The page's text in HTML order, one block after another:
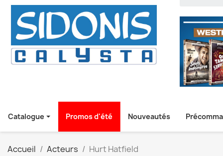
Catalogue Promos d'été Nouveautés
Accueil Acteurs Hurt Hatfield